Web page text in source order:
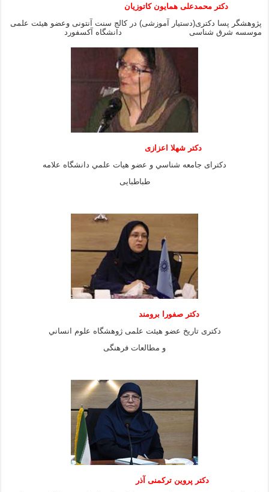
دکتر محمدعلی همایون کاتوزیان
پژوهشگر پسا دکتری(دستیار آموزشی) در کالج سنت آنتونی وعضو هیئت علمی
موسسه شرق شناسی دانشگاه آکسفورد
دكتر شهلا اعزازى
دكتراى جامعه شناسي و عضو هيات علمي دانشگاه علامه
طباطبايى
دكتر صفورا برومند
دكترى تاريخ عضو هيئت علمى ژوهشگاه علوم انساني
و مطالعات فرهنگى
دکتر پروین ترکمنی آذر